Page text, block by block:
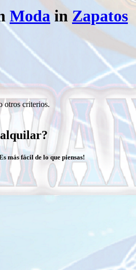
ModainZapatos
otros criterios.
más fácil de lo que piensas!